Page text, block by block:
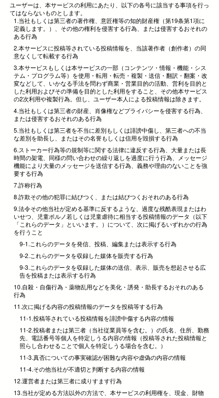
ユーザーは、本サービスの利用にあたり、以下の各号に該当する事項を行っ
てはならないものとします。
1.当社もしくは第三者の著作権、意匠権等の知的財産権（第19条第1項に
定義します。）、その他の権利を侵害する行為、または侵害するおそれの
ある行為
2.本サービスに投稿等されている投稿情報を、当該著作者（創作者）の同
意なくして転載する行為
3.本サービスもしくは本サービスの一部（コンテンツ・情報・機能・シス
テム・プログラム等）を使用・転用・転売・複製・送信・翻訳・翻案・改
変などして、いかなる手法を問わず商業・営業目的の活動、営利を目的と
した利用およびその準備を目的とした利用をすること、その他本サービス
の2次利用や複製行為。但し、ユーザー本人による投稿情報は除きます。
4.当社もしくは第三者の財産、肖像権などプライバシーを侵害する行為、
または侵害するおそれのある行為
5.当社もしくは第三者を不当に差別もしくは誹謗中傷し、第三者への不当
な差別を助長し、またはその名誉もしくは信用を毀損する行為
6.ストーカー行為等の規制等に関する法律に違反する行為、大量または長
時間の架電、同様の問い合わせの繰り返しを過度に行う行為、メッセージ
機能により大量のメッセージを送信する行為、義務や理由のないことを強
要する行為
7.詐称行為
8.詐欺その他の犯罪に結びつく、または結びつくおそれのある行為
9.法令その他当社が定める基準に反するような、過度な残酷表現またはわ
いせつ、児童ポルノ若しくは児童虐待に相当する投稿情報のデータ（以下
「これらのデータ」といいます。）について、次に掲げるいずれかの行為
を行うこと
9-1.これらのデータを発信、投稿、編集または表示する行為
9-2.これらのデータを収録した媒体を販売する行為
9-3.これらのデータを収録した媒体の送信、表示、販売を想起させる広
告を投稿または表示する行為
10.自殺・自傷行為・薬物乱用などを美化・誘発・助長するおそれのある
行為
11.次に掲げる内容の投稿情報のデータを投稿等する行為
11-1.投稿等されている投稿情報を誹謗中傷する内容の情報
11-2.投稿者または第三者（当社従業員等を含む。）の氏名、住所、勤務
先、電話番号等個人を特定しうる内容の情報（投稿等された投稿情報と
照らし合わせることで個人を特定しうる場合を含む。）
11-3.真否についての事実確認が困難な内容や虚偽の内容の情報
11-4.その他当社が不適切と判断する内容の情報
12.運営者または第三者に成りすます行為
13.当社が定める方法以外の方法で、本サービスの利用権を、現金、財物